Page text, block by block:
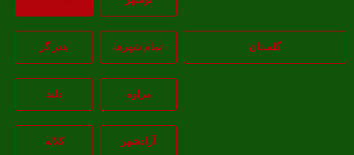
گلستان تمام شهر‌ها بندر گز
مراوه دلند
آزادشهر کلاله